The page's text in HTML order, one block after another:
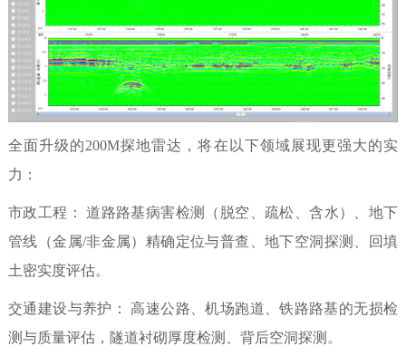
全面升级的200M探地雷达，将在以下领域展现更强大的实
力：
市政工程：
道路路基病害检测（脱空、疏松、含水）、地下
管线（金属/非金属）精确定位与普查、地下空洞探测、回填
土密实度评估。
交通建设与养护：
高速公路、机场跑道、铁路路基的无损检
测与质量评估，隧道衬砌厚度检测、背后空洞探测。